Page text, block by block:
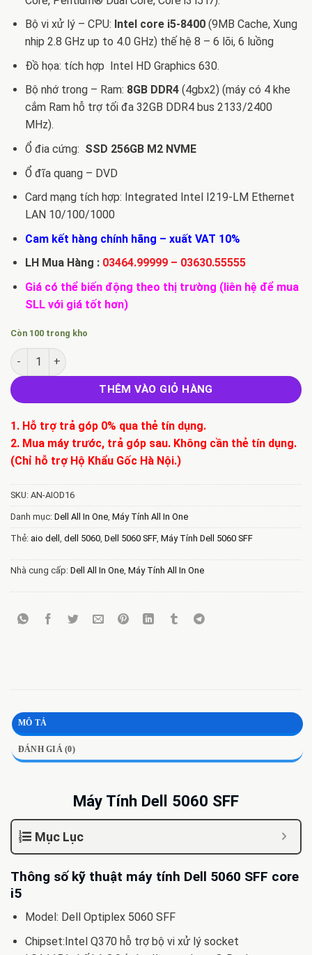
Bộ vi xử lý – CPU: Intel core i5-8400 (9MB Cache, Xung
nhịp 2.8 GHz up to 4.0 GHz) thế hệ 8 – 6 lõi, 6 luồng
Đồ họa: tích hợp Intel HD Graphics 630.
Bộ nhớ trong – Ram: 8GB DDR4 (4gbx2) (máy có 4 khe
cắm Ram hỗ trợ tối đa 32GB DDR4 bus 2133/2400
MHz).
Ổ đia cứng: SSD 256GB M2 NVME
Ổ đĩa quang – DVD
Card mạng tích hợp: Integrated Intel I219-LM Ethernet
LAN 10/100/1000
Cam kết hàng chính hãng – xuất VAT 10%
LH Mua Hàng : 03464.99999– 03630.55555
Giá có thể biến động theo thị trường (liên hệ để mua
SLL với giá tốt hơn)
Còn 100 trong kho
Máy Tính Dell 5060 SFF số lượng
THÊM VÀO GIỎ HÀNG
1. Hỗ trợ trả góp 0% qua thẻ tín dụng.
2. Mua máy trước, trả góp sau. Không cần thẻ tín dụng.
(Chỉ hỗ trợ Hộ Khẩu Gốc Hà Nội.)
SKU: AN-AIOD16
Danh mục: Dell All In One, Máy Tính All In One
Thẻ: aio dell , dell 5060, Dell 5060 SFF, Máy Tính Dell 5060 SFF
Nhà cung cấp: Dell All In One, Máy Tính All In One
MÔ TẢ
ĐÁNH GIÁ (0)
Máy Tính Dell 5060 SFF
Mục Lục
Thông số kỹ thuật máy tính Dell 5060 SFF core
i5
Model: Dell Optiplex 5060 SFF
Chipset:Intel Q370 hỗ trợ bộ vi xử lý socket